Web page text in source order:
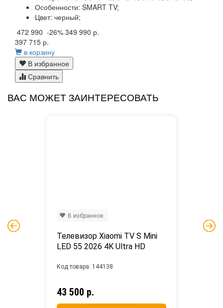
Особенности: SMART TV;
Цвет: черный;
472 990 -26% 349 990 р.
397 715 р.
в корзину
В избранное
Сравнить
ВАС МОЖЕТ ЗАИНТЕРЕСОВАТЬ
Телевизор Xiaomi TV S Mini
LED 55 2026 4K Ultra HD
43 500 р.
Код товара: 144138
В избранное